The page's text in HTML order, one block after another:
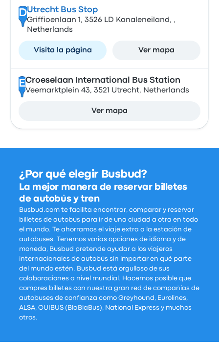
DUtrecht Bus Stop
Griffioenlaan 1, 3526 LD Kanaleneiland, ,
Netherlands
Visita la página Ver mapa
ECroeselaan International Bus Station
Veemarktplein 43, 3521 Utrecht, Netherlands
Ver mapa
¿Por qué elegir Busbud?
La mejor manera de reservar billetes
de autobús y tren
Busbud.com te facilita encontrar, comparar y reservar
billetes de autobús para ir de una ciudad a otra en todo
el mundo. Te ahorramos el viaje extra a la estación de
autobuses. Tenemos varias opciones de idioma y de
moneda, Busbud pretende ayudar a los viajeros
internacionales de autobús sin importar en qué parte
del mundo estén. Busbud está orgulloso de sus
colaboraciones a nivel mundial. Hacemos posible que
compres billetes con nuestra gran red de compañías de
autobuses de confianza como Greyhound, Eurolines,
ALSA, OUIBUS (BlaBlaBus), National Express y muchos
otros.